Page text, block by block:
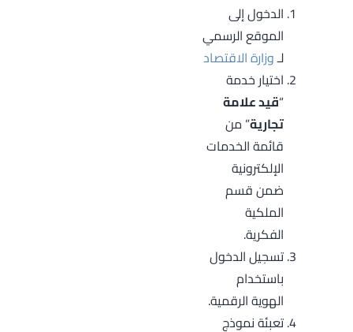
الدخول إلى
الموقع الرسمي
لـوزارة الاقتصاد
اختيار خدمة
“قيد علامة
تجارية” من
قائمة الخدمات
الإلكترونية
ضمن قسم
الملكية
الفكرية.
تسجيل الدخول
باستخدام
الهوية الرقمية.
تعبئة نموذج